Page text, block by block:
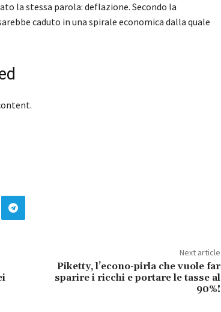
la stessa parola: deflazione. Secondo la
caduto in una spirale economica dalla quale
Next article
Piketty, l’econo-pirla che vuole far
sparire i ricchi e portare le tasse al
90%!